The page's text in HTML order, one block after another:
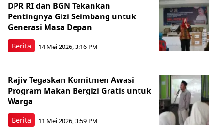
Berita
DPR RI dan BGN Tekankan
Pentingnya Gizi Seimbang untuk
Generasi Masa Depan
14 Mei 2026, 3:16 PM
Berita
Rajiv Tegaskan Komitmen Awasi
Program Makan Bergizi Gratis untuk
Warga
11 Mei 2026, 3:59 PM